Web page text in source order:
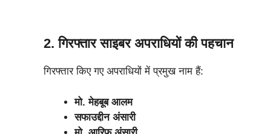
2. गिरफ्तार साइबर अपराधियों की पहचान
गिरफ्तार किए गए अपराधियों में प्रमुख नाम हैं:
मो. मेहबूब आलम
सफाउद्दीन अंसारी